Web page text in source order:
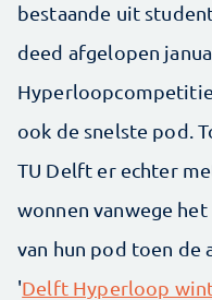
bestaande uit
deed afgelopen
ook de snelste pod.
TU Delft er echter
wonnen vanwege
van hun pod toen de
'Delft Hyperloop